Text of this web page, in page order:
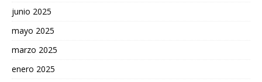
junio 2025
mayo 2025
marzo 2025
enero 2025